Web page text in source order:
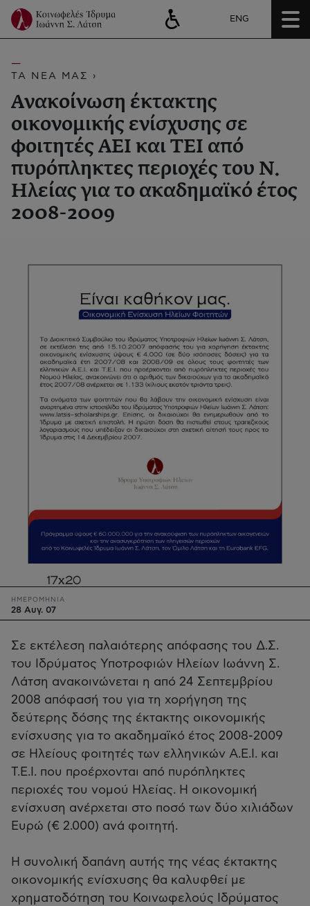
ENG
ΤΑ ΝΕΑ ΜΑΣ ›
Ανακοίνωση έκτακτης
οικονομικής ενίσχυσης σε
φοιτητές ΑΕΙ και ΤΕΙ από
πυρόπληκτες περιοχές του Ν.
Ηλείας για το ακαδημαϊκό έτος
2008-2009
ΗΜΕΡΟΜΗΝΙΑ
28 Αυγ. 07
Σε εκτέλεση παλαιότερης απόφασης του Δ.Σ.
του Ιδρύματος Υποτροφιών Ηλείων Ιωάννη Σ.
Λάτση ανακοινώνεται η από 24 Σεπτεμβρίου
2008 απόφασή του για τη χορήγηση της
δεύτερης δόσης της έκτακτης οικονομικής
ενίσχυσης για το ακαδημαϊκό έτος 2008-2009
σε Ηλείους φοιτητές των ελληνικών Α.Ε.Ι. και
Τ.Ε.Ι. που προέρχονται από πυρόπληκτες
περιοχές του νομού Ηλείας. Η οικονομική
ενίσχυση ανέρχεται στο ποσό των δύο χιλιάδων
Ευρώ (€ 2.000) ανά φοιτητή.
Η συνολική δαπάνη αυτής της νέας έκτακτης
οικονομικής ενίσχυσης θα καλυφθεί με
χρηματοδότηση του Κοινωφελούς Ιδρύματος